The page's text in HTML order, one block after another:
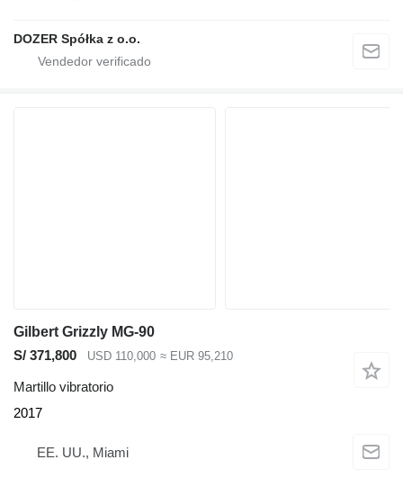
DOZER Spółka z o.o.
Gilbert Grizzly MG-90
S/ 371,800
USD 110,000 ≈ EUR 95,210
Martillo vibratorio
2017
EE. UU., Miami